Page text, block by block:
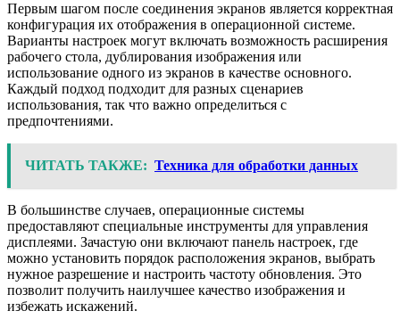
Первым шагом после соединения экранов является корректная
конфигурация их отображения в операционной системе.
Варианты настроек могут включать возможность расширения
рабочего стола, дублирования изображения или
использование одного из экранов в качестве основного.
Каждый подход подходит для разных сценариев
использования, так что важно определиться с
предпочтениями.
ЧИТАТЬ ТАКЖЕ: Техника для обработки данных
В большинстве случаев, операционные системы
предоставляют специальные инструменты для управления
дисплеями. Зачастую они включают панель настроек, где
можно установить порядок расположения экранов, выбрать
нужное разрешение и настроить частоту обновления. Это
позволит получить наилучшее качество изображения и
избежать искажений.